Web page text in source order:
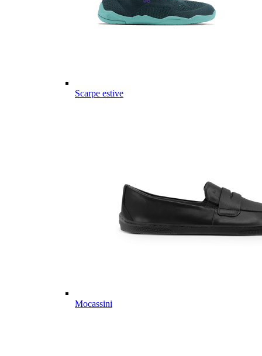
Scarpe estive
Mocassini